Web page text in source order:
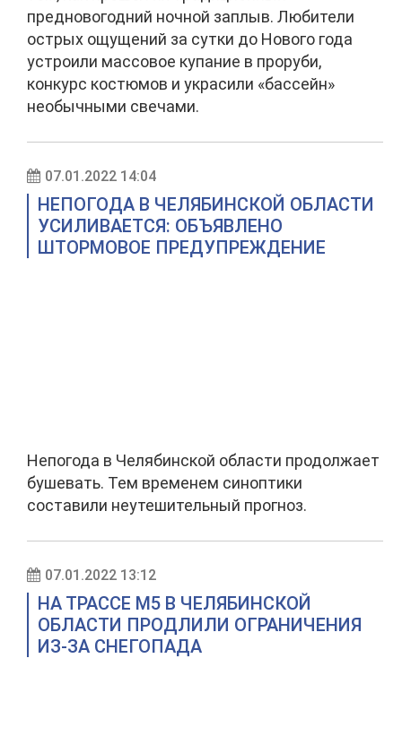
предновогодний ночной заплыв. Любители
острых ощущений за сутки до Нового года
устроили массовое купание в проруби,
конкурс костюмов и украсили «бассейн»
необычными свечами.
07.01.2022 14:04
НЕПОГОДА В ЧЕЛЯБИНСКОЙ ОБЛАСТИ
УСИЛИВАЕТСЯ: ОБЪЯВЛЕНО
ШТОРМОВОЕ ПРЕДУПРЕЖДЕНИЕ
Непогода в Челябинской области продолжает
бушевать. Тем временем синоптики
составили неутешительный прогноз.
07.01.2022 13:12
НА ТРАССЕ М5 В ЧЕЛЯБИНСКОЙ
ОБЛАСТИ ПРОДЛИЛИ ОГРАНИЧЕНИЯ
ИЗ-ЗА СНЕГОПАДА